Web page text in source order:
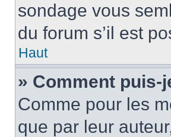
sondage vous
du forum s’il est
Haut
» Comment puis-
Comme pour les
que par leur